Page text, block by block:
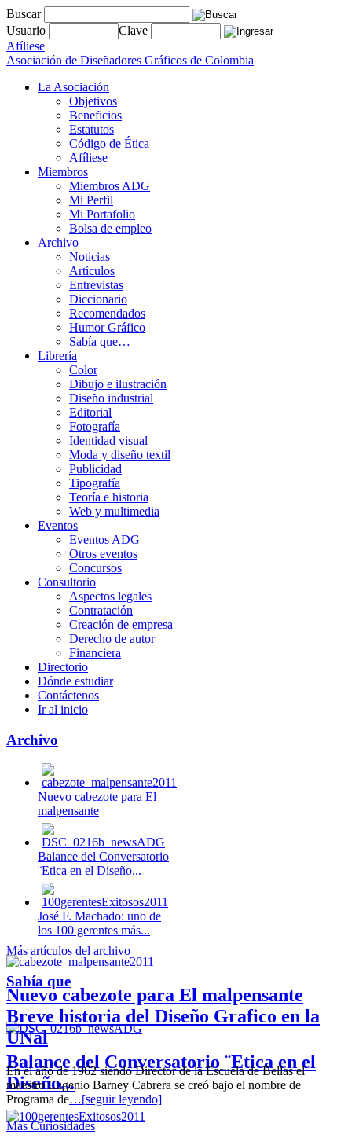
Buscar
Usuario
Clave
Afíliese
Asociación de Diseñadores Gráficos de Colombia
La Asociación
Objetivos
Beneficios
Estatutos
Código de Ética
Afíliese
Miembros
Miembros ADG
Mi Perfil
Mi Portafolio
Bolsa de empleo
Archivo
Noticias
Artículos
Entrevistas
Diccionario
Recomendados
Humor Gráfico
Sabía que…
Librería
Color
Dibujo e ilustración
Diseño industrial
Editorial
Fotografía
Identidad visual
Moda y diseño textil
Publicidad
Tipografía
Teoría e historia
Web y multimedia
Eventos
Eventos ADG
Otros eventos
Concursos
Consultorio
Aspectos legales
Contratación
Creación de empresa
Derecho de autor
Financiera
Directorio
Dónde estudiar
Contáctenos
Ir al inicio
Archivo
Nuevo cabezote para El
malpensante
Balance del Conversatorio
¨Etica en el Diseño...
José F. Machado: uno de
los 100 gerentes más...
Nuevo cabezote para El malpensante
Balance del Conversatorio ¨Etica en el
Diseño...
Más artículos del archivo
Sabía que
Breve historia del Diseño Grafico en la
UNal
En el año de 1962 siendo Director de la Escuela de Bellas el
maestro Eugenio Barney Cabrera se creó bajo el nombre de
Programa de…[seguir leyendo]
Más Curiosidades